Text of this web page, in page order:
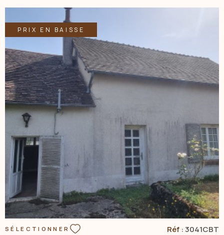
Dans le prolongement de la maison , se trouvent deux pièces
faisant office de cellier et un garage. A la suite partie aile : une
salle de jeux ou pièce d'été d'env 40 m². Une grange d'env 90
m² et un parking à la sortie de la propriété complètent ce bien
de charme et d'exception. Parc arboré, Puits. Le tout sur un
terrain d'env 4600m². Contacter CBLOT 0619208617 Agence
ACBI Les informations sur les risques auxquels est exposé ce
bien sont disponibles sur le site: www.georisques.gouv.fr Les
informations sur les risques auxquels ce bien est exposé
sont disponibles sur le site Géorisques
PRIX EN BAISSE
VOIR LE BIEN
SÉLECTIONNER Réf :3041CBT